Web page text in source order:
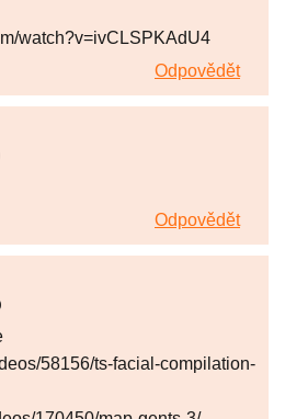
watch?v=ivCLSPKAdU4
Odpovědět
Odpovědět
58156/ts-facial-compilation-